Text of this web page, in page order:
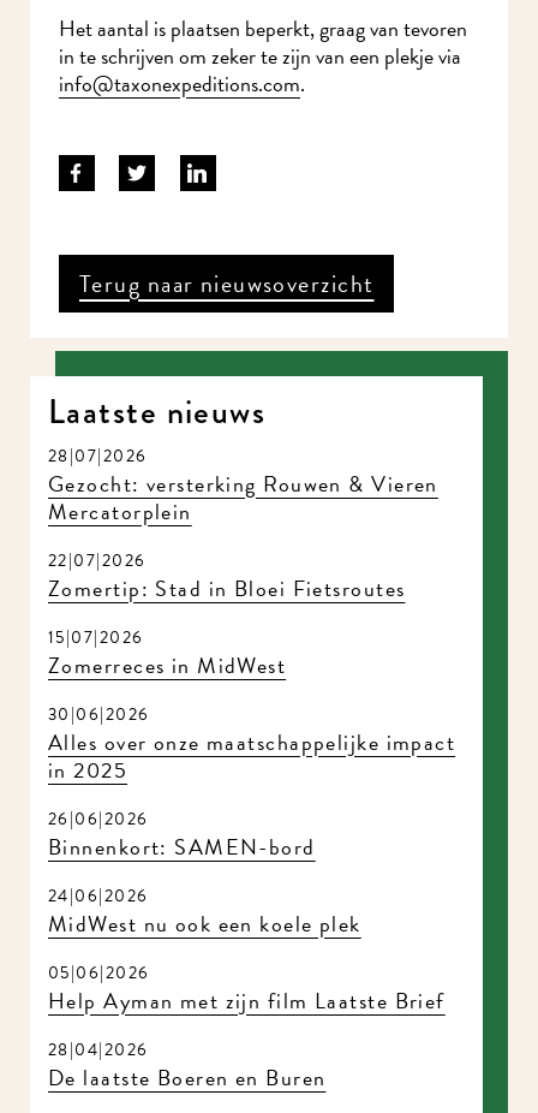
Het aantal is plaatsen beperkt, graag van tevoren
in te schrijven om zeker te zijn van een plekje via
info@taxonexpeditions.com.
Terug naar nieuwsoverzicht
Laatste nieuws
28|07|2026
Gezocht: versterking Rouwen & Vieren
Mercatorplein
22|07|2026
Zomertip: Stad in Bloei Fietsroutes
15|07|2026
Zomerreces in MidWest
30|06|2026
Alles over onze maatschappelijke impact
in 2025
26|06|2026
Binnenkort: SAMEN-bord
24|06|2026
MidWest nu ook een koele plek
05|06|2026
Help Ayman met zijn film Laatste Brief
28|04|2026
De laatste Boeren en Buren